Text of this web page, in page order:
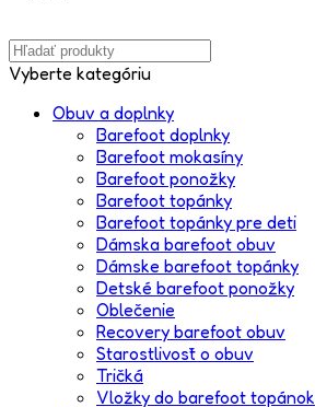
Vyberte kategóriu
Obuv a doplnky
Barefoot doplnky
Barefoot mokasíny
Barefoot ponožky
Barefoot topánky
Barefoot topánky pre deti
Dámska barefoot obuv
Dámske barefoot topánky
Detské barefoot ponožky
Oblečenie
Recovery barefoot obuv
Starostlivosť o obuv
Tričká
Vložky do barefoot topánok